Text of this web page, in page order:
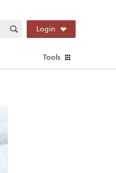
Login
Tools